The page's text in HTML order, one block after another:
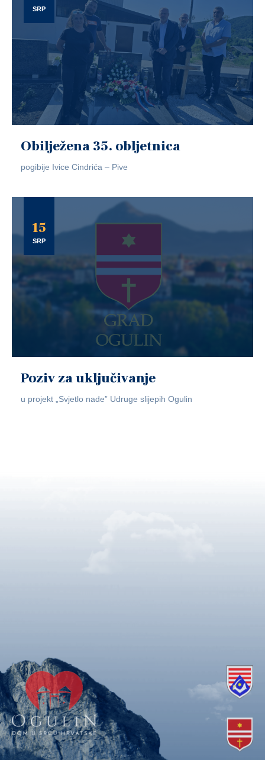
SRP
Obilježena 35. obljetnica
pogibije Ivice Cindrića – Pive
15
SRP
Poziv za uključivanje
u projekt „Svjetlo nade” Udruge slijepih Ogulin